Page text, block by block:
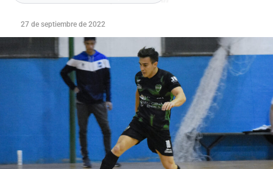
27 de septiembre de 2022